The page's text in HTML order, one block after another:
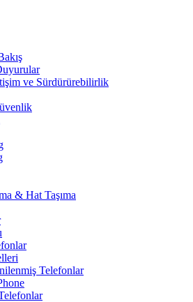
ve Sürdürürebilirlik
& Hat Taşıma
Telefonlar